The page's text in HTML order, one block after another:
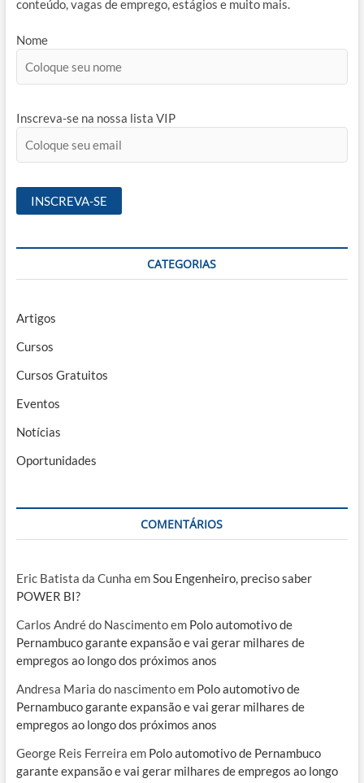
conteúdo, vagas de emprego, estágios e muito mais.
Nome
Inscreva-se na nossa lista VIP
CATEGORIAS
Artigos
Cursos
Cursos Gratuitos
Eventos
Notícias
Oportunidades
COMENTÁRIOS
Eric Batista da Cunha emSou Engenheiro, preciso saber
POWER BI?
Carlos André do Nascimentoem Polo automotivo de
Pernambuco garante expansão e vai gerar milhares de
empregos ao longo dos próximos anos
Andresa Maria do nascimentoem Polo automotivo de
Pernambuco garante expansão e vai gerar milhares de
empregos ao longo dos próximos anos
George Reis Ferreira em Polo automotivo de Pernambuco
garante expansão e vai gerar milhares de empregos ao longo